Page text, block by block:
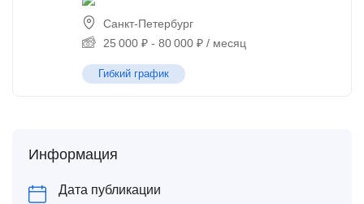
Санкт-Петербург
25 000 ₽ - 80 000 ₽ / месяц
Гибкий график
Информация
Дата публикации